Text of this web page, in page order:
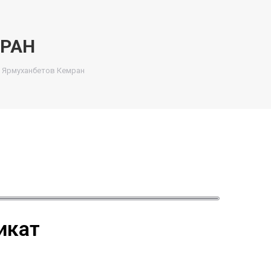
Ярмуханбетов Кемран